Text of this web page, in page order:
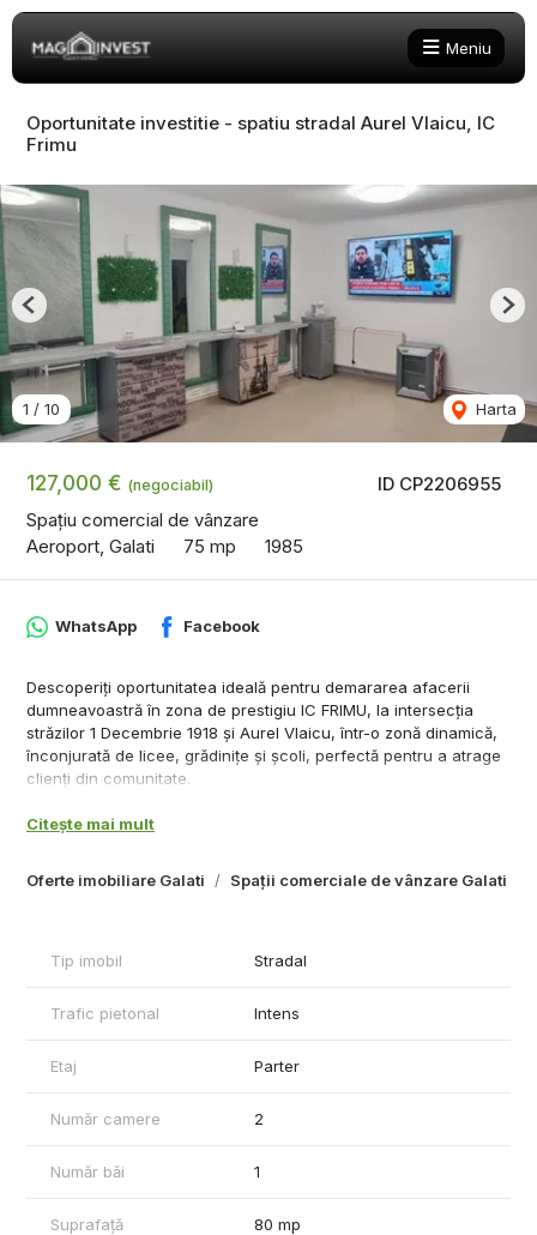
Meniu
Oportunitate investitie - spatiu stradal Aurel Vlaicu, IC
Frimu
ID CP2206955
127,000 € (negociabil)
Spațiu comercial de vânzare
Aeroport, Galati
75 mp 1985
1 / 10 Harta
Previous
Oferte imobiliare Galati Spații comerciale de vânzare Galati
WhatsApp Facebook
Descoperiți oportunitatea ideală pentru demararea afacerii
dumneavoastră în zona de prestigiu IC FRIMU, la intersecția
străzilor 1 Decembrie 1918 și Aurel Vlaicu, într-o zonă dinamică,
înconjurată de licee, grădinițe și școli, perfectă pentru a atrage
clienți din comunitate.
excelent pe strada Aurel Vlaicu, reprezintă soluția perfectă
înfrumusețare sau birouri. Imobilul este complet amenajat și
gata de utilizare, fără necesitatea unor investiții majore.
Grup sanitar propriu
Pardoseală din gresie și faianță
Prețul de 127.000 euro este negociabil, oferind oportunitatea
unei achiziții avantajoase într-o zonă cu potențial de creștere.
Nu ratați această șansă de a vă dezvolta afacerea într-un mediu
favorabil!
Citește mai mult
Tip imobil Stradal
Trafic pietonal Intens
Etaj Parter
Număr camere 2
Număr băi 1
Suprafață
80 mp